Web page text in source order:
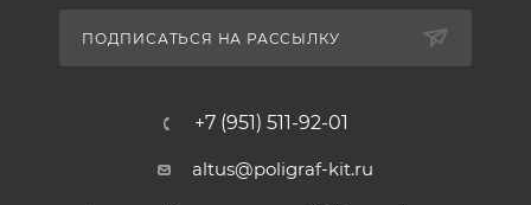
ПОДПИСАТЬСЯ НА РАССЫЛКУ
+7 (951) 511-92-01
altus@poligraf-kit.ru